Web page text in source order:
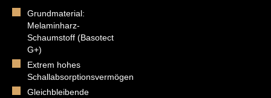
Grundmaterial:
Melaminharz-
Schaumstoff (Basotect
G+)
Extrem hohes
Schallabsorptionsvermögen
Gleichbleibende